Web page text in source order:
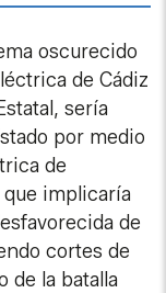
oscurecido
de Cádiz
sería
por medio
de
implicaría
de
cortes de
de la batalla